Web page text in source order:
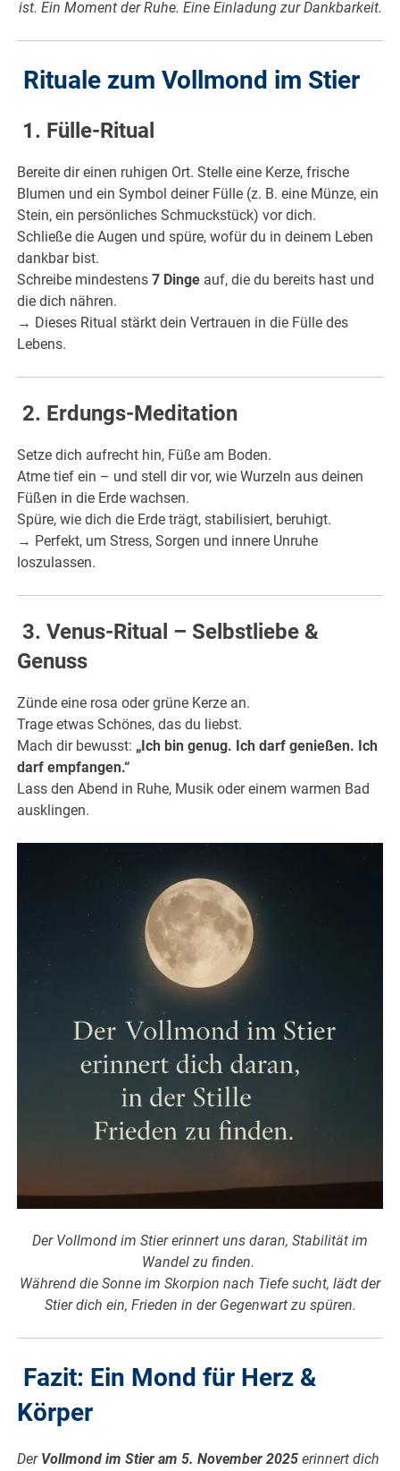
ist. Ein Moment der Ruhe. Eine Einladung zur Dankbarkeit.
Rituale zum Vollmond im Stier
1. Fülle-Ritual
Bereite dir einen ruhigen Ort. Stelle eine Kerze, frische
Blumen und ein Symbol deiner Fülle (z. B. eine Münze, ein
Stein, ein persönliches Schmuckstück) vor dich.
Schließe die Augen und spüre, wofür du in deinem Leben
dankbar bist.
Schreibe mindestens7 Dinge auf, die du bereits hast und
die dich nähren.
→ Dieses Ritual stärkt dein Vertrauen in die Fülle des
Lebens.
2. Erdungs-Meditation
Setze dich aufrecht hin, Füße am Boden.
Atme tief ein – und stell dir vor, wie Wurzeln aus deinen
Füßen in die Erde wachsen.
Spüre, wie dich die Erde trägt, stabilisiert, beruhigt.
→ Perfekt, um Stress, Sorgen und innere Unruhe
loszulassen.
3. Venus-Ritual – Selbstliebe &
Genuss
Zünde eine rosa oder grüne Kerze an.
Trage etwas Schönes, das du liebst.
Mach dir bewusst: „Ich bin genug. Ich darf genießen. Ich
darf empfangen.“
Lass den Abend in Ruhe, Musik oder einem warmen Bad
ausklingen.
Der Vollmond im Stier erinnert uns daran, Stabilität im
Wandel zu finden.
Während die Sonne im Skorpion nach Tiefe sucht, lädt der
Stier dich ein, Frieden in der Gegenwart zu spüren.
Fazit: Ein Mond für Herz &
Körper
Der Vollmond im Stier am 5. November 2025 erinnert dich